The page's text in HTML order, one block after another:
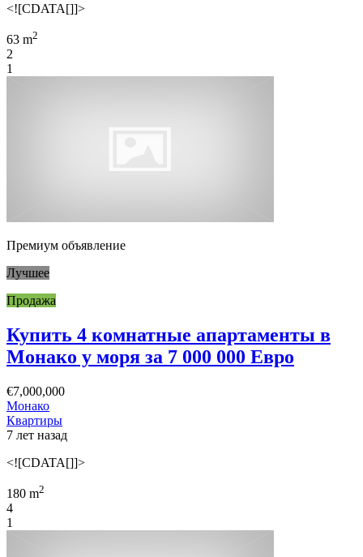
<![CDATA[]]>
63 m2
2
1
Премиум объявление
Лучшее
Продажа
Купить 4 комнатные апартаменты в
Монако у моря за 7 000 000 Евро
€7,000,000
Монако
Квартиры
7 лет назад
<![CDATA[]]>
180 m2
4
1